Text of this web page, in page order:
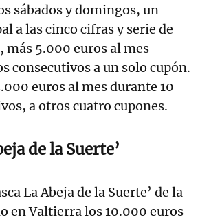
sábados y domingos, un
a las cinco cifras y serie de
más 5.000 euros al mes
consecutivos a un solo cupón.
euros al mes durante 10
a otros cuatro cupones.
de la Suerte’
La Abeja de la Suerte’ de la
en Valtierra los 10.000 euros